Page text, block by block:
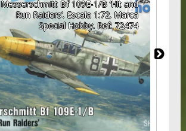
Messerschmitt Bf 109E-1/B ‘Hit and
Run Raiders’. Escala 1:72. Marca
Special Hobby. Ref: 72474